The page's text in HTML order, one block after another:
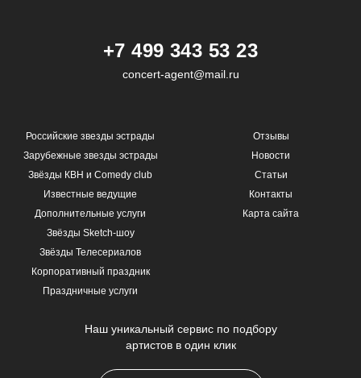
+7 499 343 53 23
concert-agent@mail.ru
Российские звезды эстрады
Зарубежные звезды эстрады
Звёзды КВН и Comedy club
Известные ведущие
Дополнительные услуги
Звёзды Sketch-шоу
Звёзды Телесериалов
Корпоративный праздник
Праздничные услуги
Отзывы
Новости
Статьи
Контакты
Карта сайта
Наш уникальный сервис по подбору
артистов в один клик